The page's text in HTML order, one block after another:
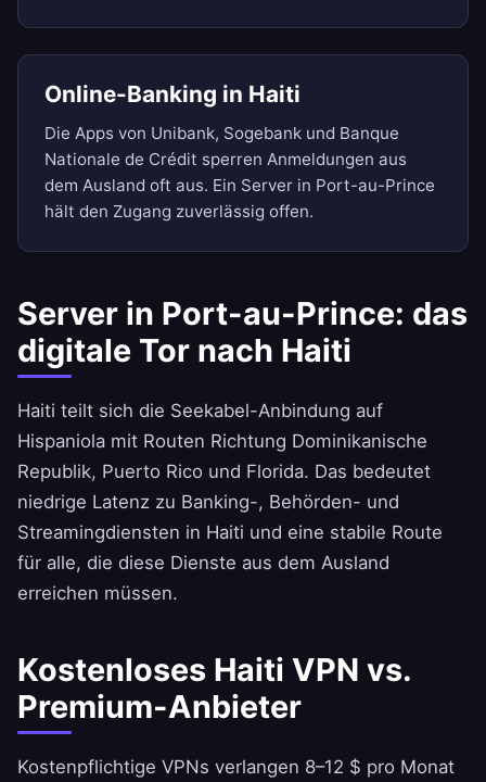
Online-Banking in Haiti
Die Apps von Unibank, Sogebank und Banque
Nationale de Crédit sperren Anmeldungen aus
dem Ausland oft aus. Ein Server in Port-au-Prince
hält den Zugang zuverlässig offen.
Server in Port-au-Prince: das
digitale Tor nach Haiti
Haiti teilt sich die Seekabel-Anbindung auf
Hispaniola mit Routen Richtung Dominikanische
Republik, Puerto Rico und Florida. Das bedeutet
niedrige Latenz zu Banking-, Behörden- und
Streamingdiensten in Haiti und eine stabile Route
für alle, die diese Dienste aus dem Ausland
erreichen müssen.
Kostenloses Haiti VPN vs.
Premium-Anbieter
Kostenpflichtige VPNs verlangen 8–12 $ pro Monat